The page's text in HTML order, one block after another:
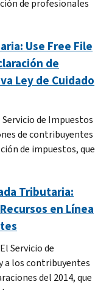
de profesionales
Use Free File
de
Ley de Cuidado
Servicio de Impuestos
de contribuyentes
de impuestos, que
Tributaria:
en Línea
Servicio de
a los contribuyentes
del 2014, que